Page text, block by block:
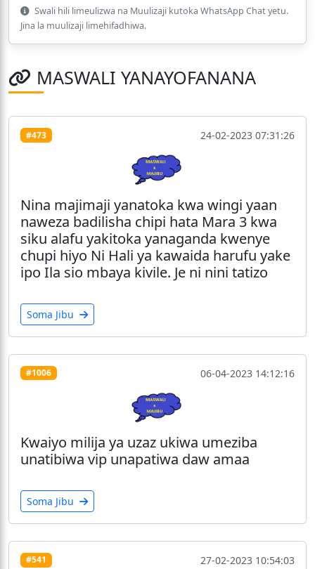
Swali hili limeulizwa na Muulizaji kutoka WhatsApp Chat yetu.
Jina la muulizaji limehifadhiwa.
MASWALI YANAYOFANANA
#473 24-02-2023 07:31:26
Nina majimaji yanatoka kwa wingi yaan
naweza badilisha chipi hata Mara 3 kwa
siku alafu yakitoka yanaganda kwenye
chupi hiyo Ni Hali ya kawaida harufu yake
ipo Ila sio mbaya kivile. Je ni nini tatizo
Soma Jibu
#1006 06-04-2023 14:12:16
Kwaiyo milija ya uzaz ukiwa umeziba
unatibiwa vip unapatiwa daw amaa
Soma Jibu
#541 27-02-2023 10:54:03